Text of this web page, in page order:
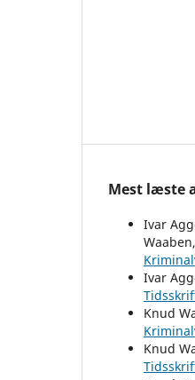
Mest læste
Ivar
Ivar
Knud
Knud